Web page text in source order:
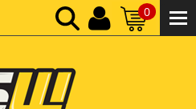
0
ΚΑΘΑΡΌ ΣΎΝΟΛΟ: